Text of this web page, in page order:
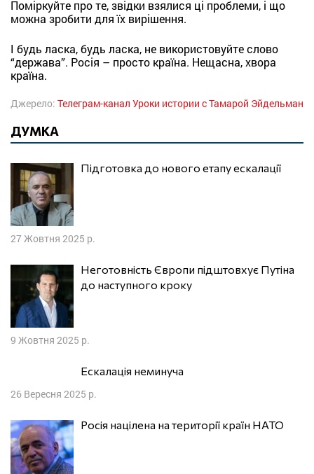
Поміркуйте про те, звідки взялися ці проблеми, і що
можна зробити для їх вирішення.
І будь ласка, будь ласка, не використовуйте слово
“держава”. Росія – просто країна. Нещасна, хвора
країна.
Джерело: Телеграм-канал Уроки истории с Тамарой Эйдельман
ДУМКА
Підготовка до нового етапу ескалації
27 Жовтня 2025 р.
Неготовність Європи підштовхує Путіна
до наступного кроку
9 Жовтня 2025 р.
Ескалація неминуча
26 Вересня 2025 р.
Росія націлена на території країн НАТО